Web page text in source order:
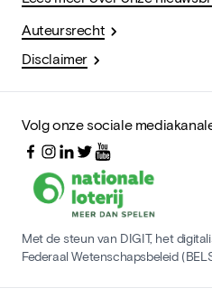
Auteursrecht
Disclaimer
Volg onze sociale
Met de steun van DIGIT, het
Federaal Wetenschapsbeleid